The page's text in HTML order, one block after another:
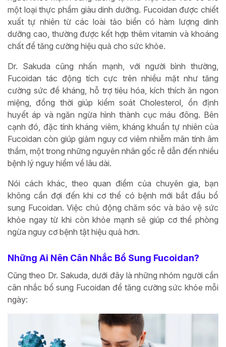
một loại thực phẩm giàu dinh dưỡng. Fucoidan được chiết
xuất tự nhiên từ các loài tảo biển có hàm lượng dinh
dưỡng cao, thường được kết hợp thêm vitamin và khoáng
chất để tăng cường hiệu quả cho sức khỏe.
Dr. Sakuda cũng nhấn mạnh, với người bình thường,
Fucoidan tác động tích cực trên nhiều mặt như tăng
cường sức đề kháng, hỗ trợ tiêu hóa, kích thích ăn ngon
miệng, đồng thời giúp kiểm soát Cholesterol, ổn định
huyết áp và ngăn ngừa hình thành cục máu đông. Bên
cạnh đó, đặc tính kháng viêm, kháng khuẩn tự nhiên của
Fucoidan còn giúp giảm nguy cơ viêm nhiễm mãn tính âm
thầm, một trong những nguyên nhân gốc rễ dẫn đến nhiều
bệnh lý nguy hiểm về lâu dài.
Nói cách khác, theo quan điểm của chuyên gia, bạn
không cần đợi đến khi cơ thể có bệnh mới bắt đầu bổ
sung Fucoidan. Việc chủ động chăm sóc và bảo vệ sức
khỏe ngay từ khi còn khỏe mạnh sẽ giúp cơ thể phòng
ngừa nguy cơ bệnh tật hiệu quả hơn.
Những Ai Nên Cân Nhắc Bổ Sung Fucoidan?
Cũng theo Dr. Sakuda, dưới đây là những nhóm người cần
cân nhắc bổ sung Fucoidan để tăng cường sức khỏe mỗi
ngày: